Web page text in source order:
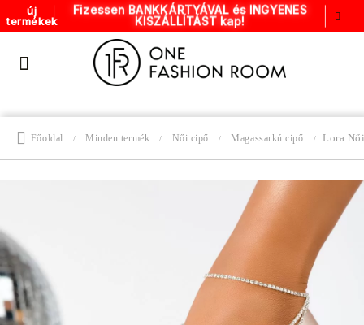
új
termékek
Fizessen BANKKÁRTYÁVAL és INGYENES
KISZÁLLÍTÁST kap!
Főoldal Minden termék Női cipő Magassarkú cipő Lora